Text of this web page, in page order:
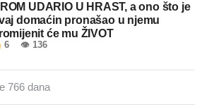
UDARIO U HRAST, a ono što je
domaćin pronašao u njemu
će mu ŽIVOT
6 👁 136
766 dana